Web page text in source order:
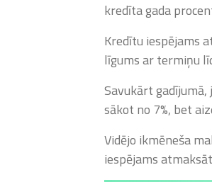
kredīta gada
Kredītu iespējams
līgums ar termiņu
Savukārt
sākot no 7%, bet
Vidējo ikmēneša
iespējams